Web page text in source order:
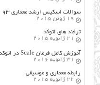
سوالات اسکیس ارشد معماری ۹۳
19 ژوئن 2015
ترفند های اتوکد
21 ژانویه 2015
آموزش کامل فرمان Scale در اتوکد
31 ژانویه 2016
رابطه معماری و موسیقی
22 ژانویه 2015